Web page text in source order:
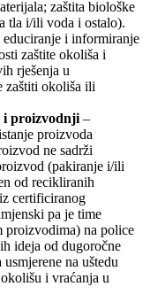
zaštita biološke
tla i/ili voda i ostalo).
i informiranje
zaštite okoliša i
rješenja u
zaštiti okoliša ili
i proizvodnji –
proizvoda
ne sadrži
(pakiranje i/ili
od recikliranih
certificiranog
pa je time
proizvodima) na police
ideja od dugoročne
na uštedu
i vraćanja u